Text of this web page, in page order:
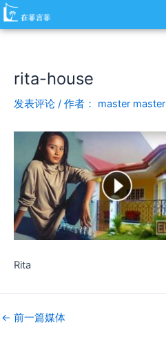
跳
至
rita-house
发表评论 / 作者： master master
Rita
Post
navigation
← 前一篇媒体